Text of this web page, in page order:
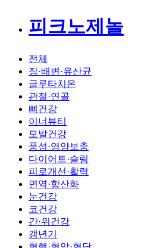
피크노제놀
전체
장·배변·유산균
글루타치온
관절·연골
뼈건강
이너뷰티
모발건강
풍성·영양보충
다이어트·슬림
피로개선·활력
면역·항산화
눈건강
코건강
간·위건강
갱년기